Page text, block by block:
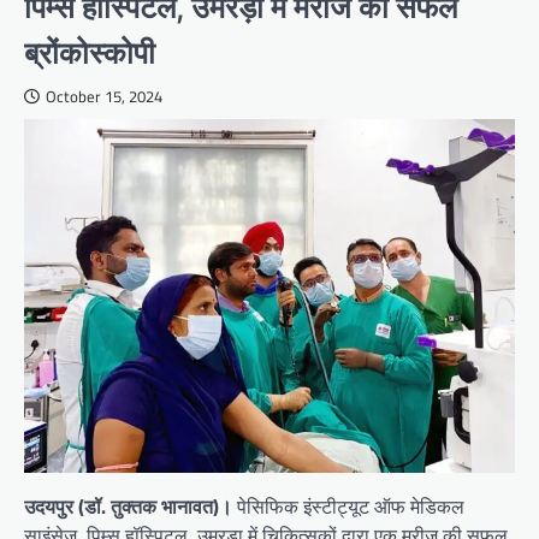
ब्रोंकोस्कोपी
October 15, 2024
उदयपुर (डॉ. तुक्तक भानावत)। पेसिफिक इंस्टीट्यूट ऑफ मेडिकल